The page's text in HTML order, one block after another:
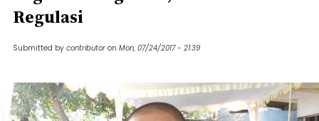
Regulasi
Submitted by contributor on Mon, 07/24/2017 - 21:39